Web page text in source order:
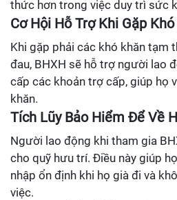
thức hơn trong việc duy trì sức
Cơ Hội Hỗ Trợ Khi Gặp
Khi gặp phải các khó khăn tạm
đau, BHXH sẽ hỗ trợ người lao
cấp các khoản trợ cấp, giúp họ
khăn.
Tích Lũy Bảo Hiểm Để Về
Người lao động khi tham gia
cho quỹ hưu trí. Điều này giúp
nhập ổn định khi họ già đi và
việc.